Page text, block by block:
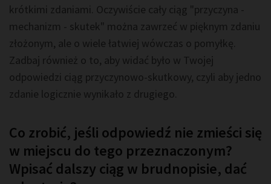
krótkimi zdaniami. Oczywiście cały ciąg "przyczyna -
mechanizm - skutek" można zawrzeć w pięknym zdaniu
złożonym, ale o wiele łatwiej wówczas o pomyłkę.
Zadbaj również o to, aby widać było w Twojej
odpowiedzi ciąg przyczynowo-skutkowy, czyli aby jedno
zdanie logicznie wynikało z drugiego.
Co zrobić, jeśli odpowiedź nie zmieści się
w miejscu do tego przeznaczonym?
Wpisać dalszy ciąg w brudnopisie, dać